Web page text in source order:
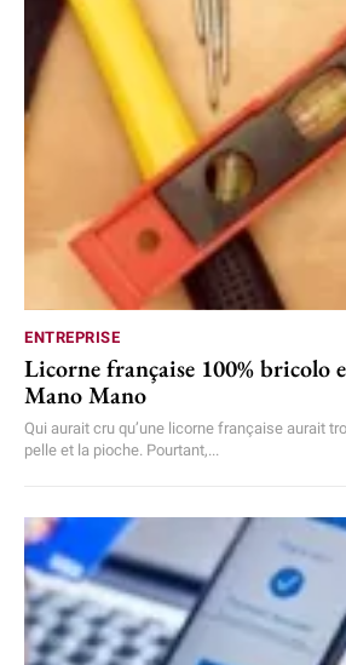
ENTREPRISE
Licorne française 100% bricolo
Mano Mano
Qui aurait cru qu’une licorne française aurait
pelle et la pioche. Pourtant,...